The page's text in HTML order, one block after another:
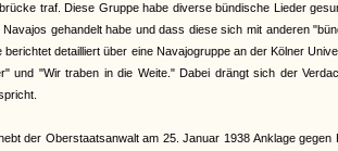
traf. Diese Gruppe habe diverse bündische Lieder
gehandelt habe und dass diese sich mit anderen
berichtet detailliert über eine Navajogruppe an der Kölner
und "Wir traben in die Weite." Dabei drängt sich der
der Oberstaatsanwalt am 25. Januar 1938 Anklage